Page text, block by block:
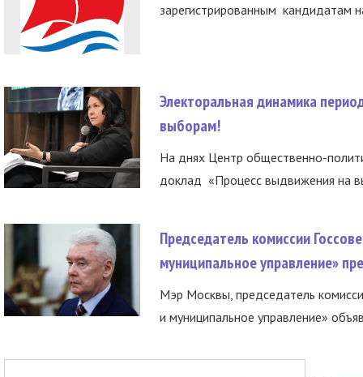
зарегистрированным кандидатам
Электоральная динамика
выборам!
На днях Центр общественно-
доклад «Процесс выдвижения на
Председатель комиссии
муниципальное управление»
Мэр Москвы, председатель
и муниципальное управление»